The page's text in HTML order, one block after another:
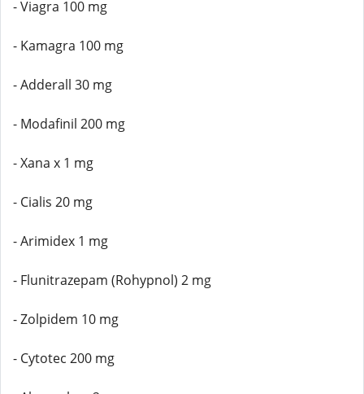
- Viagra 100 mg
- Kamagra 100 mg
- Adderall 30 mg
- Modafinil 200 mg
- Xana x 1 mg
- Cialis 20 mg
- Arimidex 1 mg
- Flunitrazepam (Rohypnol) 2 mg
- Zolpidem 10 mg
- Cytotec 200 mg